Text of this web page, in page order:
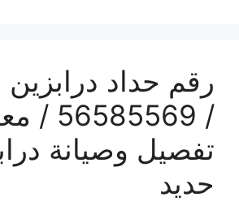
رقم حداد درابزين
/
تفصيل وصيانة
حديد